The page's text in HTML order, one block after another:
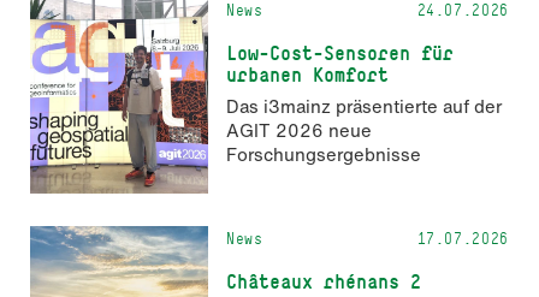
News 24.07.2026
Low-Cost-Sensoren für
urbanen Komfort
Das i3mainz präsentierte auf der
AGIT 2026 neue
Forschungsergebnisse
News 17.07.2026
Châteaux rhénans 2